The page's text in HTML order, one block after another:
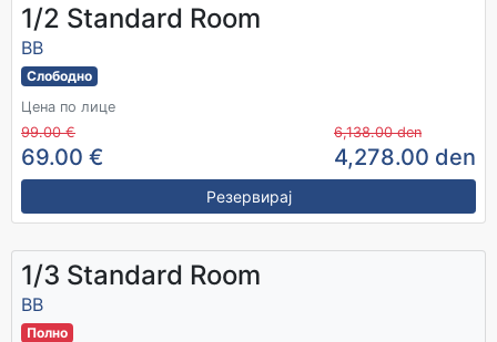
1/2 Standard Room
BB
Слободно
Цена по лице
99.00 €
69.00 €
6,138.00 den
4,278.00 den
Резервирај
1/3 Standard Room
BB
Полно